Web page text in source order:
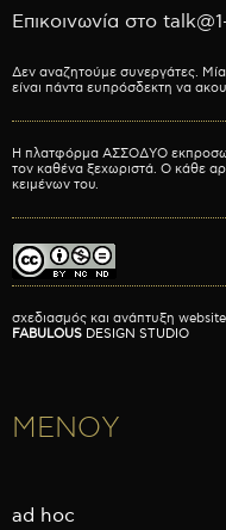
Επικοινωνία στο
Δεν αναζητούμε συνεργάτες.
είναι πάντα ευπρόσδεκτη να
Η πλατφόρμα ΑΣΣΟΔΥΟ
τον καθένα ξεχωριστά. Ο κάθε
κειμένων του.
σχεδιασμός και ανάπτυξη
FABULOUS DESIGN STUDIO
ΜΕΝΟΥ
ad hoc